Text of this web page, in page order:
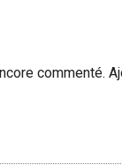
commenté.